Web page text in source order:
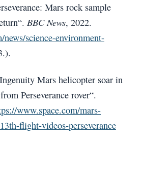
Mars rock sample
BBC News, 2022.
science-environment-
Mars helicopter soar in
Perseverance rover“.
www.space.com/mars-
flight-videos-perseverance